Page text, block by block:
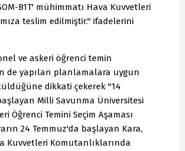
B1T' mühimmatı Hava Kuvvetleri
teslim edilmiştir." ifadelerini
ve askeri öğrenci temin
de yapılan planlamalara uygun
dikkati çekerek "14
Milli Savunma Üniversitesi
Öğrenci Temini Seçim Aşaması
24 Temmuz'da başlayan Kara,
Kuvvetleri Komutanlıklarında